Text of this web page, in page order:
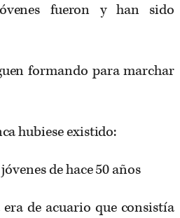
fueron y han sido
formando para marchar
hubiese existido:
de hace 50 años
de acuario que consistía